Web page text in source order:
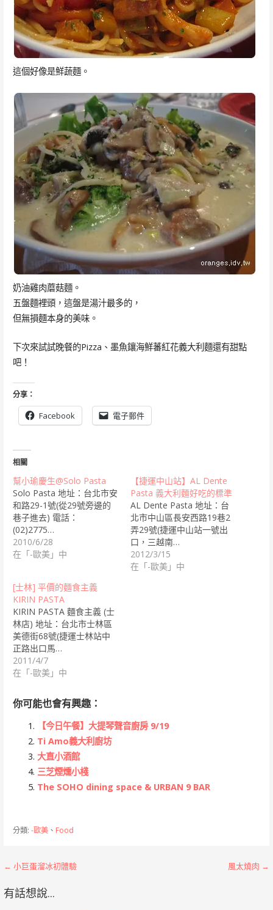
這個好像是鮮蔬麵。
奶油雞肉蘑菇麵。
五盤麵裡頭，這盤是湯汁最多的，
但無損麵本身的美味。
下次來試試晚餐的Pizza、墨魚鑲海鮮蕃紅花義大利麵還有甜點
吧！
分享：
Facebook 電子郵件
相關
幫小瑜慶生@Solo Pasta
Solo Pasta 地址：台北市安
和路29-1號(從29號旁邊的
巷子進去) 電話：
(02)2775…
2010/6/28
在「-歐美」中
【捷運中山站】AL Dente
Pasta 義大利麵好吃的標準
AL Dente Pasta 地址：台
北市中山區長安西路19巷2
弄29號(捷運中山站一號出
口，三越南…
2012/3/15
在「-歐美」中
[士林] 平價的麵食主義
KIRIN PASTA
KIRIN PASTA 麵食主義 (士
林店) 地址：台北市士林區
美德街68號(捷運士林站中
正路出口馬…
2011/4/7
在「-歐美」中
你可能也會有興趣：
【今日午餐】大提琴聲音廚房 9/19
Ti Amo義大利廚坊
大直小酒館
三芝煙燻小棧
The SOHO dining space & URBAN 9 BAR
分類: -歐美、 Food
文
章
← 小巨蛋溜冰初體驗 風太燒肉 →
有話想說...